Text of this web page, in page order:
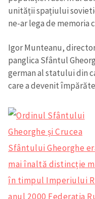
unității spațiului
ne-ar lega de memoria
Igor Munteanu,
panglica Sfântul
german al statului din
care a devenit